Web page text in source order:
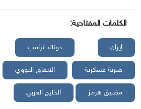
الكلمات المفتاحية:
إيران دونالد ترامب
ضربة عسكرية الاتفاق النووي
مضيق هرمز الخليج العربي